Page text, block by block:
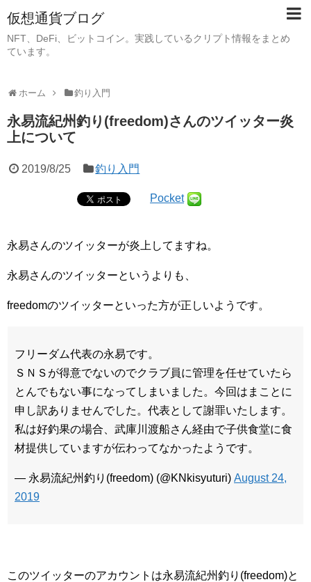
仮想通貨ブログ
NFT、DeFi、ビットコイン。実践しているクリプト情報をまとめ
ています。
ホーム 釣り入門
永易流紀州釣り(freedom)さんのツイッター炎
上について
2019/8/25 釣り入門
Pocket
永易さんのツイッターが炎上してますね。
永易さんのツイッターというよりも、
freedomのツイッターといった方が正しいようです。
フリーダム代表の永易です。
ＳＮＳが得意でないのでクラブ員に管理を任せていたら
とんでもない事になってしまいました。今回はまことに
申し訳ありませんでした。代表として謝罪いたします。
私は好釣果の場合、武庫川渡船さん経由で子供食堂に食
材提供していますが伝わってなかったようです。
— 永易流紀州釣り(freedom) (@KNkisyuturi) August 24,
2019
このツイッターのアカウントは永易流紀州釣り(freedom)と